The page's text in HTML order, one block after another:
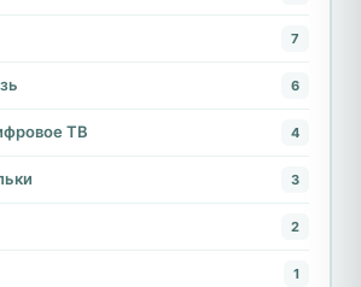
7
6
ТВ 4
3
2
1